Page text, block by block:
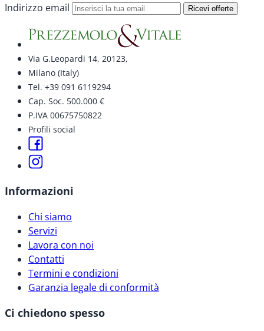
Indirizzo email Ricevi offerte
Via G.Leopardi 14, 20123,
Milano (Italy)
Tel. +39 091 6119294
Cap. Soc. 500.000 €
P.IVA 00675750822
Profili social
Informazioni
Chi siamo
Servizi
Lavora con noi
Contatti
Termini e condizioni
Garanzia legale di conformità
Ci chiedono spesso